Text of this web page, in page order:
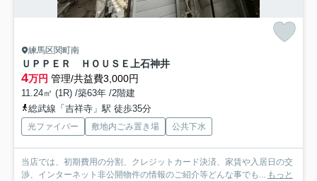
練馬区関町南
ＵＰＰＥＲ ＨＯＵＳＥ上石神井
4万円 管理/共益費3,000円
11.24㎡ (1R) /築63年 /2階建
総武線「吉祥寺」駅 徒歩35分
光ファイバー 敷地内ごみ置き場 公共下水
当店では、初期費用の分割、クレジットカード決済、家賃や入居日の交
渉、インターネット非公開物件の情報のご紹介等どんな事でも... もっと